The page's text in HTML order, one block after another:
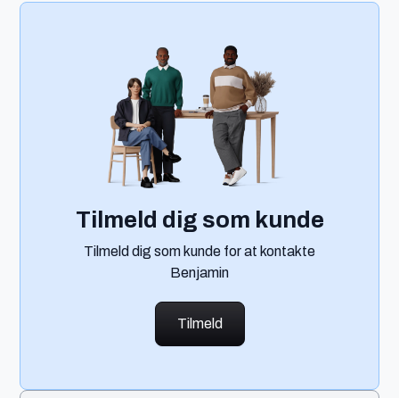
Tilmeld dig som kunde
Tilmeld dig som kunde for at kontakte
Benjamin
Tilmeld